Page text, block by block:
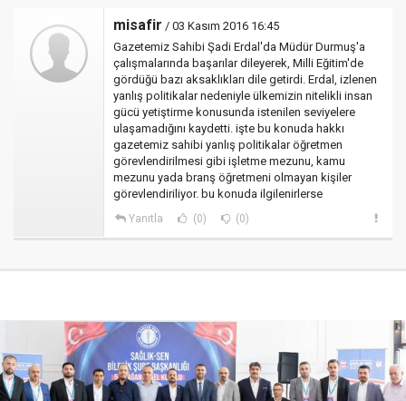
misafir / 03 Kasım 2016 16:45
Gazetemiz Sahibi Şadi Erdal'da Müdür Durmuş'a
çalışmalarında başarılar dileyerek, Milli Eğitim'de
gördüğü bazı aksaklıkları dile getirdi. Erdal, izlenen
yanlış politikalar nedeniyle ülkemizin nitelikli insan
gücü yetiştirme konusunda istenilen seviyelere
ulaşamadığını kaydetti. işte bu konuda hakkı
gazetemiz sahibi yanlış politikalar öğretmen
görevlendirilmesi gibi işletme mezunu, kamu
mezunu yada branş öğretmeni olmayan kişiler
görevlendiriliyor. bu konuda ilgilenirlerse
Yanıtla (0) (0)